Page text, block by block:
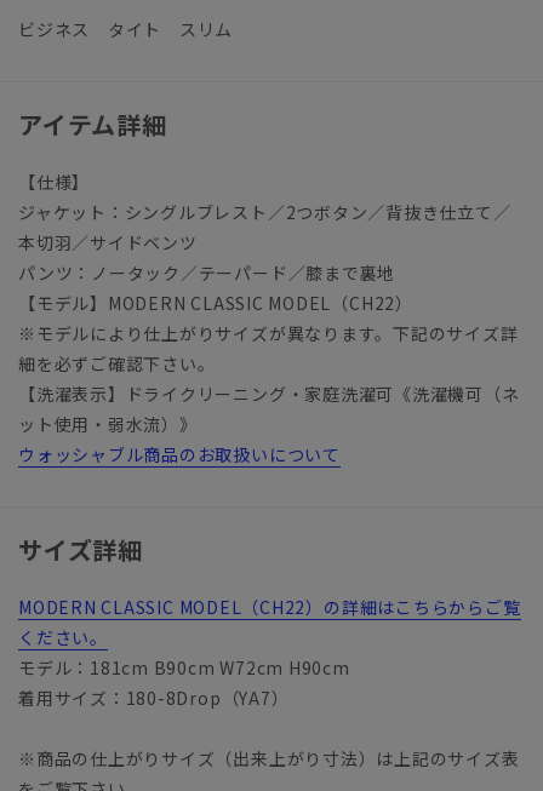
ビジネス タイト スリム
アイテム詳細
【仕様】
ジャケット：シングルブレスト／2つボタン／背抜き仕立て／
本切羽／サイドベンツ
パンツ：ノータック／テーパード／膝まで裏地
【モデル】MODERN CLASSIC MODEL（CH22）
※モデルにより仕上がりサイズが異なります。下記のサイズ詳
細を必ずご確認下さい。
【洗濯表示】ドライクリーニング・家庭洗濯可《洗濯機可（ネ
ット使用・弱水流）》
ウォッシャブル商品のお取扱いについて
サイズ詳細
MODERN CLASSIC MODEL（CH22）の詳細はこちらからご覧
ください。
モデル：181cm B90cm W72cm H90cm
着用サイズ：180-8Drop（YA7）
※商品の仕上がりサイズ（出来上がり寸法）は上記のサイズ表